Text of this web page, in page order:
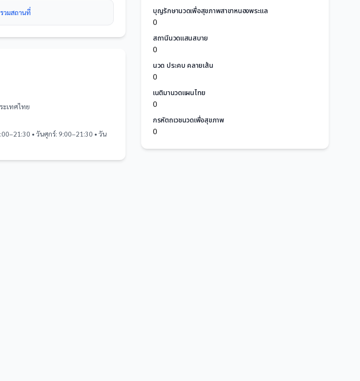
วมสถานที่
เทศไทย
• วันศุกร์: 9:00–21:30 • วัน
บุญรักษานวดเพื่อสุขภาพสาขาหนองพระแล
0
สถานีนวดแสนสบาย
0
นวด ประคบ คลายเส้น
0
เนติมานวดแผนไทย
0
กรหัตถเวชนวดเพื่อสุขภาพ
0